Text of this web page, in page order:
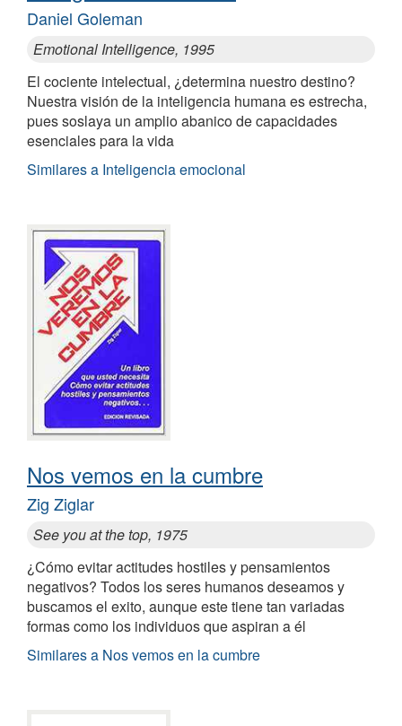
Daniel Goleman
Emotional Intelligence, 1995
El cociente intelectual, ¿determina nuestro destino?
Nuestra visión de la inteligencia humana es estrecha,
pues soslaya un amplio abanico de capacidades
esenciales para la vida
Similares a Inteligencia emocional
Nos vemos en la cumbre
Zig Ziglar
See you at the top, 1975
¿Cómo evitar actitudes hostiles y pensamientos
negativos? Todos los seres humanos deseamos y
buscamos el exito, aunque este tiene tan variadas
formas como los individuos que aspiran a él
Similares a Nos vemos en la cumbre